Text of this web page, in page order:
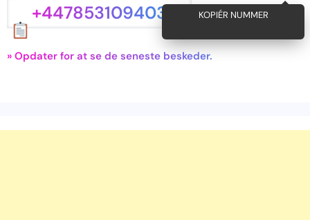
+447853109403 KOPIÉR NUMMER
» Opdater for at se de seneste beskeder.